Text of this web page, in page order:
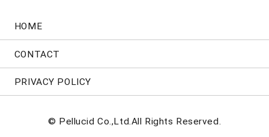
HOME
CONTACT
PRIVACY POLICY
© Pellucid Co.,Ltd.All Rights Reserved.